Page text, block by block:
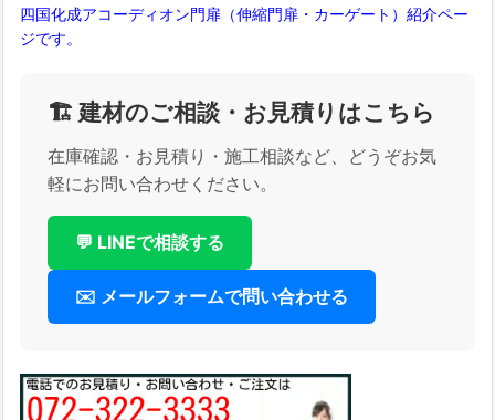
四国化成アコーディオン門扉（伸縮門扉・カーゲート）紹介ペー
ジです。
🏗️ 建材のご相談・お見積りはこちら
在庫確認・お見積り・施工相談など、どうぞお気
軽にお問い合わせください。
💬 LINEで相談する
✉️ メールフォームで問い合わせる